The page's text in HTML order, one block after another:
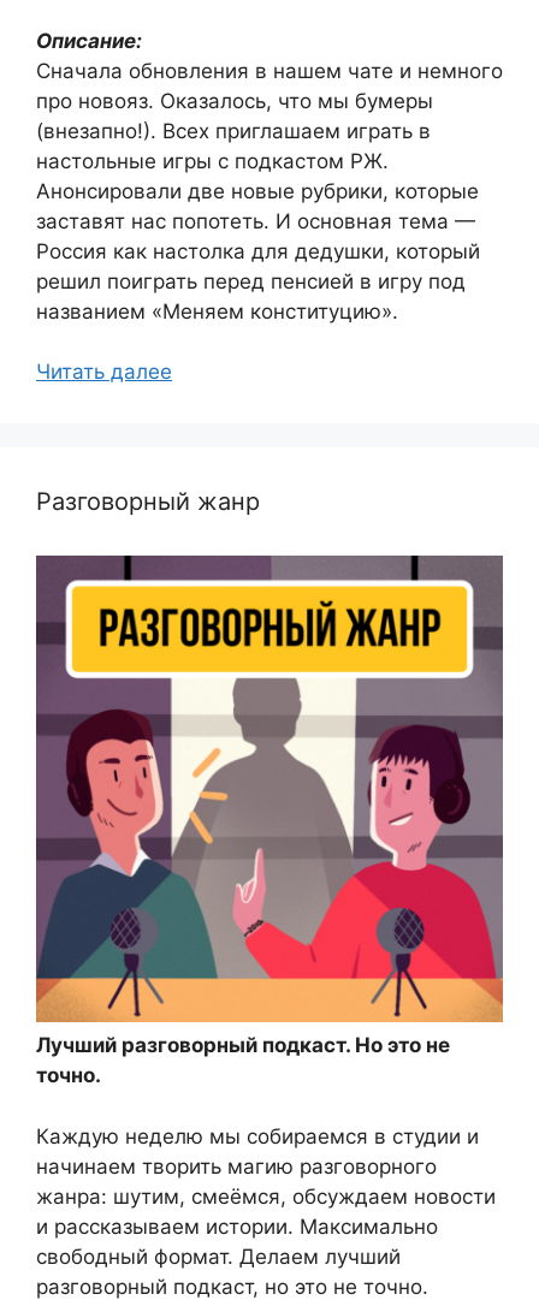
Описание:
Сначала обновления в нашем чате и немного
про новояз. Оказалось, что мы бумеры
(внезапно!). Всех приглашаем играть в
настольные игры с подкастом РЖ.
Анонсировали две новые рубрики, которые
заставят нас попотеть. И основная тема —
Россия как настолка для дедушки, который
решил поиграть перед пенсией в игру под
названием «Меняем конституцию».
Читать далее
Разговорный жанр
Лучший разговорный подкаст. Но это не
точно.
Каждую неделю мы собираемся в студии и
начинаем творить магию разговорного
жанра: шутим, смеёмся, обсуждаем новости
и рассказываем истории. Максимально
свободный формат. Делаем лучший
разговорный подкаст, но это не точно.